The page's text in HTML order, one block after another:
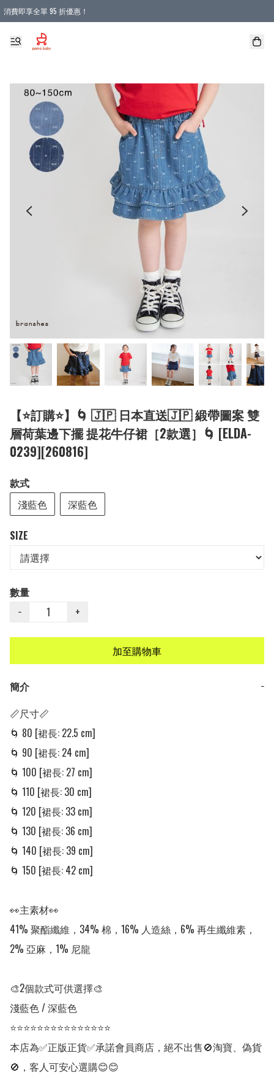
消費即享全單 95 折優惠！
購物滿 HKD 900.00即享免運費優惠！（適用於 本地送貨、本地取貨 )
【⭐訂購⭐】🌀 🇯🇵 日本直送🇯🇵 緞帶圖案 雙
層荷葉邊下擺 提花牛仔裙［2款選］🌀 [ELDA-
0239][260816]
款式
淺藍色
深藍色
SIZE
數量
−
+
加至購物車
簡介
−
📏尺寸📏
🌀 80 [裙長: 22.5 cm]
🌀 90 [裙長: 24 cm]
🌀 100 [裙長: 27 cm]
🌀 110 [裙長: 30 cm]
🌀 120 [裙長: 33 cm]
🌀 130 [裙長: 36 cm]
🌀 140 [裙長: 39 cm]
🌀 150 [裙長: 42 cm]
👀主素材👀
41% 聚酯纖維，34% 棉，16% 人造絲，6% 再生纖維素，
2% 亞麻，1% 尼龍
🎨2個款式可供選擇🎨
淺藍色 / 深藍色
⭐⭐⭐⭐⭐⭐⭐⭐⭐⭐⭐⭐⭐⭐⭐
本店為✅正版正貨✅承諾會員商店，絕不出售🚫淘寶、偽貨
🚫，客人可安心選購😊😊